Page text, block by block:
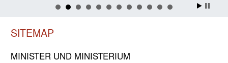
SITEMAP
MINISTER UND MINIST­ERIUM